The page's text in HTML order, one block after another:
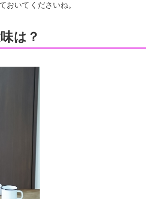
おいてくださいね。
は？